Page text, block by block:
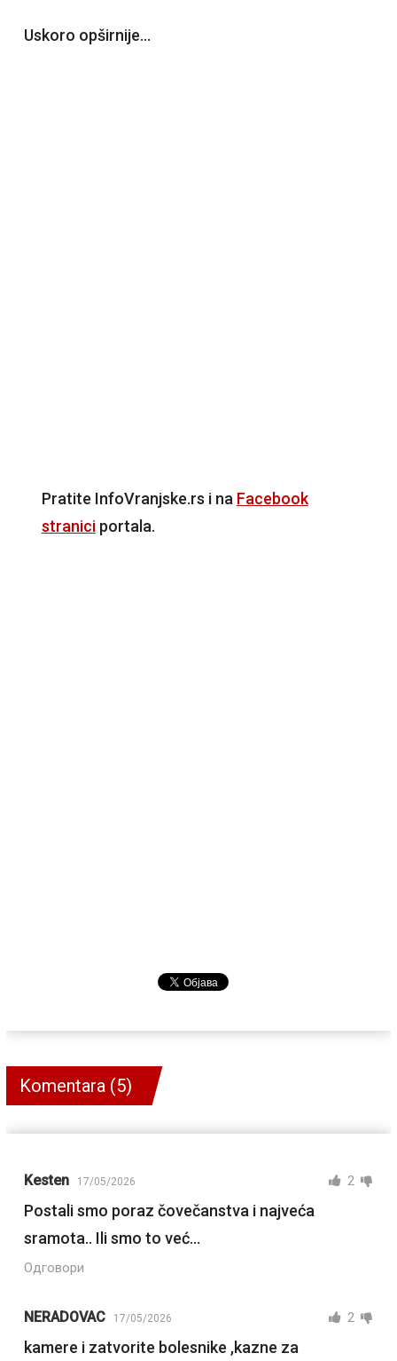
Uskoro opširnije…
Pratite InfoVranjske.rs i na Facebook
straniciportala.
Komentara (5)
Kesten 17/05/2026 2
Postali smo poraz čovečanstva i najveća
sramota.. Ili smo to već…
Одговори
NERADOVAC 17/05/2026 2
kamere i zatvorite bolesnike ,kazne za